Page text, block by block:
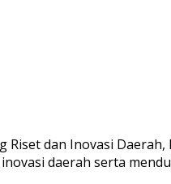
dan Inovasi
daerah serta